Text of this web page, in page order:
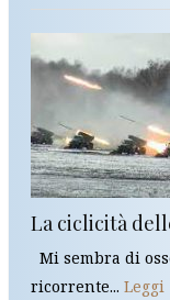
La ciclicità
Mi sembra di
ricorrente... Leggi